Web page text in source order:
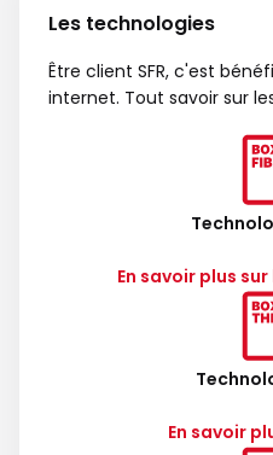
Les technologies
Être client SFR, c'est
internet. Tout savoir sur
En savoir plus
En savoir